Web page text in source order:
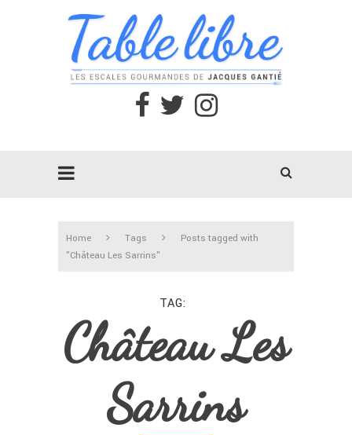
Home Tags
Posts tagged with
"Château Les Sarrins"
TAG
Château Les
Sarrins